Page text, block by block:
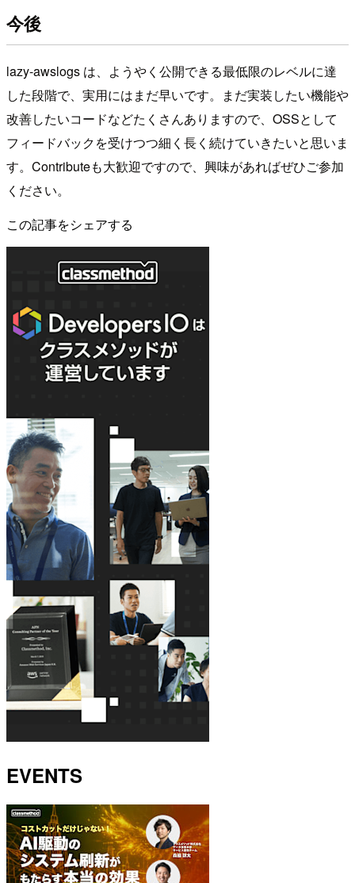
今後
lazy-awslogs は、ようやく公開できる最低限のレベルに達
した段階で、実用にはまだ早いです。まだ実装したい機能や
改善したいコードなどたくさんありますので、OSSとして
フィードバックを受けつつ細く長く続けていきたいと思いま
す。Contributeも大歓迎ですので、興味があればぜひご参加
ください。
この記事をシェアする
EVENTS